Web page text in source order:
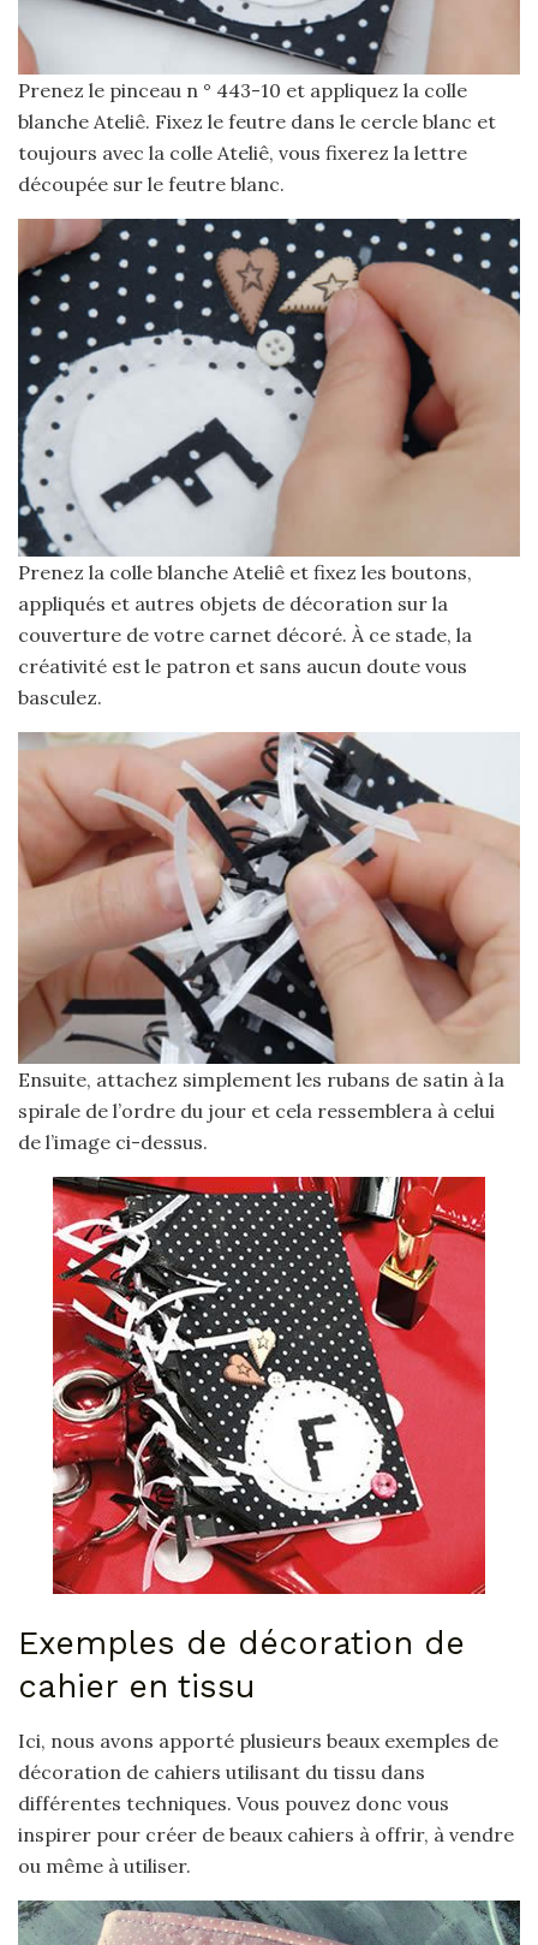
Prenez le pinceau n ° 443-10 et appliquez la colle
blanche Ateliê. Fixez le feutre dans le cercle blanc et
toujours avec la colle Ateliê, vous fixerez la lettre
découpée sur le feutre blanc.
Prenez la colle blanche Ateliê et fixez les boutons,
appliqués et autres objets de décoration sur la
couverture de votre carnet décoré. À ce stade, la
créativité est le patron et sans aucun doute vous
basculez.
Ensuite, attachez simplement les rubans de satin à la
spirale de l’ordre du jour et cela ressemblera à celui
de l’image ci-dessus.
Exemples de décoration de
cahier en tissu
Ici, nous avons apporté plusieurs beaux exemples de
décoration de cahiers utilisant du tissu dans
différentes techniques. Vous pouvez donc vous
inspirer pour créer de beaux cahiers à offrir, à vendre
ou même à utiliser.